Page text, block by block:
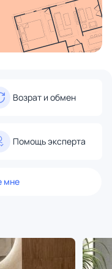
Возрат и обмен
Помощь эксперта
мне